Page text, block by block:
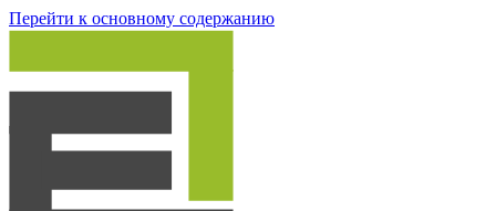
Перейти к основному содержанию